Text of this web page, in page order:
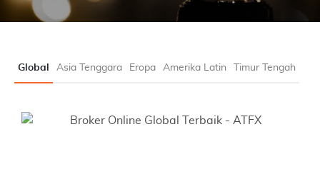
Global Asia Tenggara Eropa Amerika Latin Timur Tengah